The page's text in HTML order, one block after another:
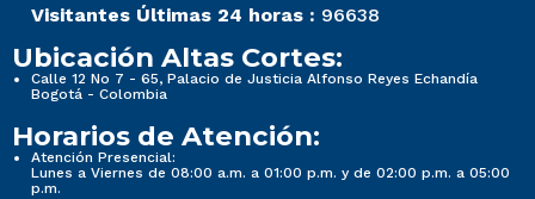
Visitantes Últimas 24 horas : 96638
Ubicación Altas Cortes:
Calle 12 No 7 - 65, Palacio de Justicia Alfonso Reyes Echandía
Bogotá - Colombia
Horarios de Atención:
Atención Presencial:
Lunes a Viernes de 08:00 a.m. a 01:00 p.m. y de 02:00 p.m. a 05:00
p.m.